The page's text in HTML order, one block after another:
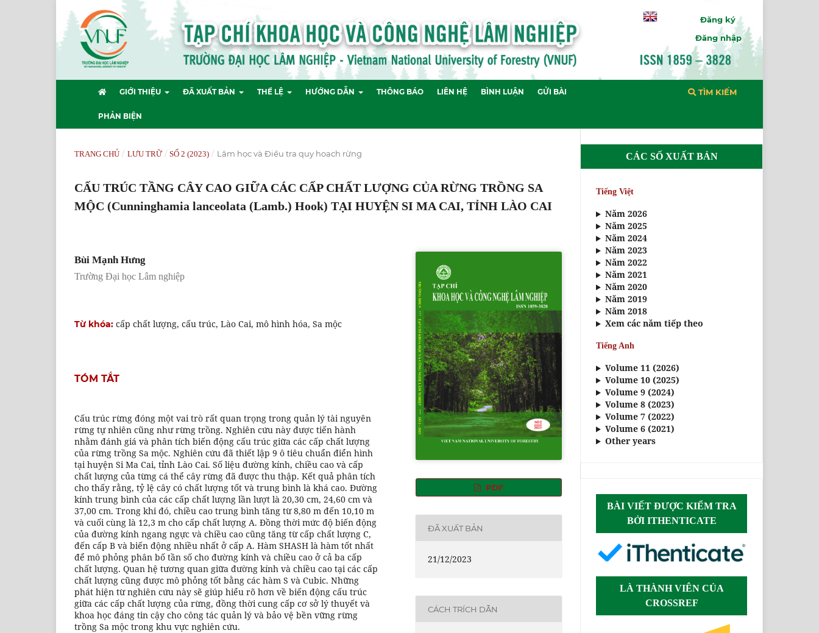
GIỚI THIỆU ĐÃ XUẤT BẢN THỂ LỆ HƯỚNG DẪN THÔNG BÁO LIÊN HỆ BÌNH LUẬN GỬI BÀI
PHẢN BIỆN
TÌM KIẾM
Đăng ký
Đăng nhập
TRANG CHỦ / LƯU TRỮ / SỐ 2 (2023) / Lâm học và Điều tra quy hoạch rừng
CẤU TRÚC TẦNG CÂY CAO GIỮA CÁC CẤP CHẤT LƯỢNG CỦA RỪNG TRỒNG SA
MỘC (Cunninghamia lanceolata (Lamb.) Hook) TẠI HUYỆN SI MA CAI, TỈNH LÀO CAI
Bùi Mạnh Hưng
Trường Đại học Lâm nghiệp
Từ khóa: cấp chất lượng, cấu trúc, Lào Cai, mô hình hóa, Sa mộc
TÓM TẮT
Cấu trúc rừng đóng một vai trò rất quan trọng trong quản lý tài nguyên
rừng tự nhiên cũng như rừng trồng. Nghiên cứu này được tiến hành
nhằm đánh giá và phân tích biến động cấu trúc giữa các cấp chất lượng
của rừng trồng Sa mộc. Nghiên cứu đã thiết lập 9 ô tiêu chuẩn điển hình
tại huyện Si Ma Cai, tỉnh Lào Cai. Số liệu đường kính, chiều cao và cấp
chất lượng của từng cá thể cây rừng đã được thu thập. Kết quả phân tích
cho thấy rằng, tỷ lệ cây có chất lượng tốt và trung bình là khá cao. Đường
kính trung bình của các cấp chất lượng lần lượt là 20,30 cm, 24,60 cm và
37,00 cm. Trong khi đó, chiều cao trung bình tăng từ 8,80 m đến 10,10 m
và cuối cùng là 12,3 m cho cấp chất lượng A. Đồng thời mức độ biến động
của đường kính ngang ngực và chiều cao cũng tăng từ cấp chất lượng C,
đến cấp B và biến động nhiều nhất ở cấp A. Hàm SHASH là hàm tốt nhất
để mô phỏng phân bố tần số cho đường kính và chiều cao ở cả ba cấp
chất lượng. Quan hệ tương quan giữa đường kính và chiều cao tại các cấp
chất lượng cũng được mô phỏng tốt bằng các hàm S và Cubic. Những
phát hiện từ nghiên cứu này sẽ giúp hiểu rõ hơn về biến động cấu trúc
giữa các cấp chất lượng của rừng, đồng thời cung cấp cơ sở lý thuyết và
khoa học đáng tin cậy cho công tác quản lý và bảo vệ bền vững rừng
trồng Sa mộc trong khu vực nghiên cứu.
PDF
ĐÃ XUẤT BẢN
21/12/2023
CÁCH TRÍCH DẪN
CÁC SỐ XUẤT BẢN
Tiếng Việt
Năm 2026
Năm 2025
Năm 2024
Năm 2023
Năm 2022
Năm 2021
Năm 2020
Năm 2019
Năm 2018
Xem các năm tiếp theo
Tiếng Anh
Volume 11 (2026)
Volume 10 (2025)
Volume 9 (2024)
Volume 8 (2023)
Volume 7 (2022)
Volume 6 (2021)
Other years
BÀI VIẾT ĐƯỢC KIỂM TRA
BỞI ITHENTICATE
LÀ THÀNH VIÊN CỦA
CROSSREF